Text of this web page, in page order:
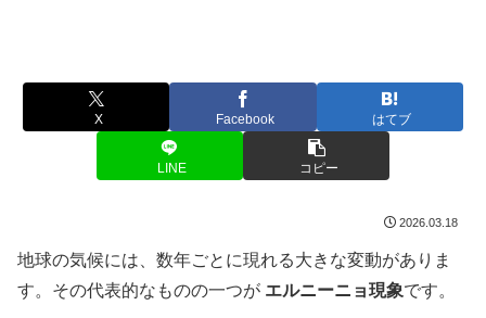
X Facebook はてブ
LINE コピー
2026.03.18
地球の気候には、数年ごとに現れる大きな変動がありま
す。その代表的なものの一つが エルニーニョ現象です。